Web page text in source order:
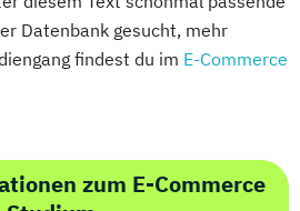
Datenbank gesucht, mehr
findest du im E-Commerce
zum E-Commerce